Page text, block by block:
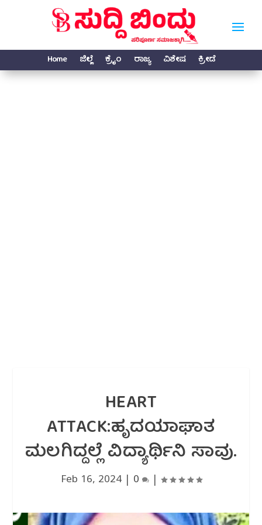
Home ಜಿಲ್ಲೆ ಕ್ರೈಂ ರಾಜ್ಯ ವಿಶೇಷ ಕ್ರೀಡೆ
HEART
ATTACK:ಹೃದಯಾಘಾತ
ಮಲಗಿದ್ದಲ್ಲೆ ವಿದ್ಯಾರ್ಥಿನಿ ಸಾವು.
Feb 16, 2024| 0 |